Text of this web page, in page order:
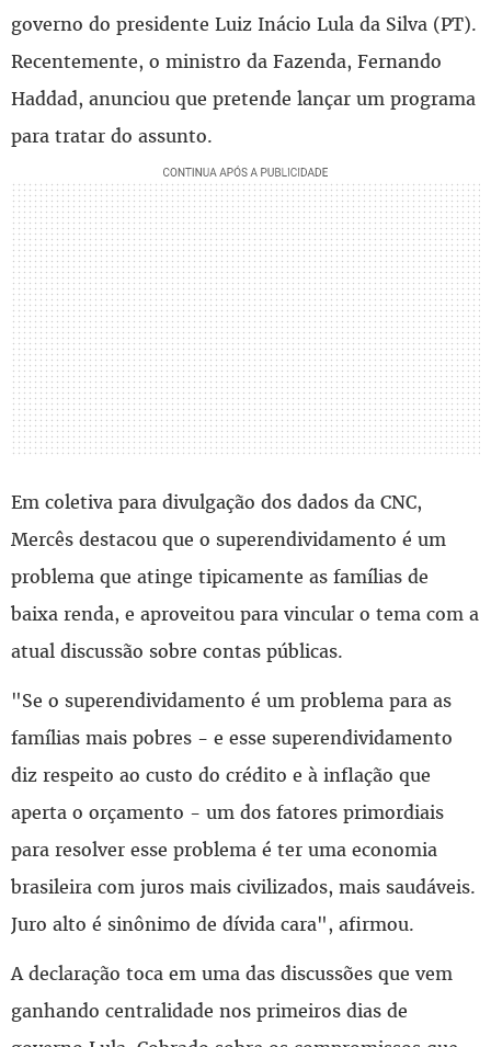
governo do presidente Luiz Inácio Lula da Silva (PT).
Recentemente, o ministro da Fazenda, Fernando
Haddad, anunciou que pretende lançar um programa
para tratar do assunto.
Em coletiva para divulgação dos dados da CNC,
Mercês destacou que o superendividamento é um
problema que atinge tipicamente as famílias de
baixa renda, e aproveitou para vincular o tema com a
atual discussão sobre contas públicas.
"Se o superendividamento é um problema para as
famílias mais pobres - e esse superendividamento
diz respeito ao custo do crédito e à inflação que
aperta o orçamento - um dos fatores primordiais
para resolver esse problema é ter uma economia
brasileira com juros mais civilizados, mais saudáveis.
Juro alto é sinônimo de dívida cara", afirmou.
A declaração toca em uma das discussões que vem
ganhando centralidade nos primeiros dias de